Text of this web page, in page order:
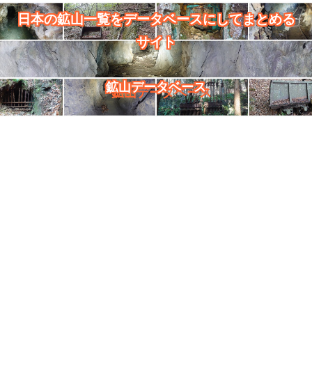
日本の鉱山一覧をデータベースにしてまとめる
サイト
鉱山データベース